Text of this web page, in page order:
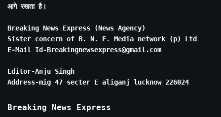
आगे रखता है।
Breaking News Express (News Agency)
Sister concern of B. N. E. Media network (p) Ltd
E-Mail Id-Breakingnewsexpress@gmail.com
Editor-Anju Singh
Address-mig 47 secter E aliganj lucknow 226024
Breaking News Express